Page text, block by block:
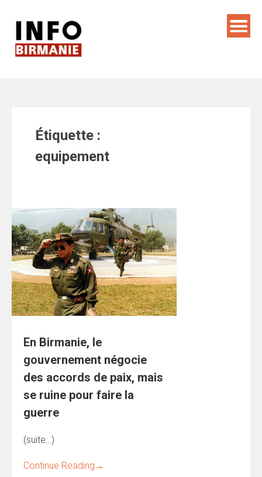
Étiquette :
equipement
En Birmanie, le
gouvernement négocie
des accords de paix, mais
se ruine pour faire la
guerre
(suite…)
Continue Reading →